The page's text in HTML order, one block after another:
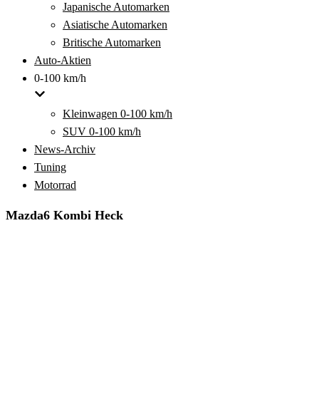
Japanische Automarken
Asiatische Automarken
Britische Automarken
Auto-Aktien
0-100 km/h
Kleinwagen 0-100 km/h
SUV 0-100 km/h
News-Archiv
Tuning
Motorrad
Mazda6 Kombi Heck